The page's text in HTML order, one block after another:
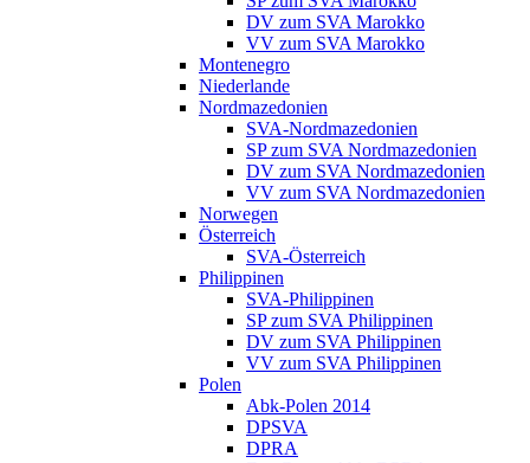
DV zum SVA Marokko
VV zum SVA Marokko
Montenegro
Niederlande
Nordmazedonien
SVA-Nordmazedonien
SP zum SVA Nordmazedonien
DV zum SVA Nordmazedonien
VV zum SVA Nordmazedonien
Norwegen
Österreich
SVA-Österreich
Philippinen
SVA-Philippinen
SP zum SVA Philippinen
DV zum SVA Philippinen
VV zum SVA Philippinen
Polen
Abk-Polen 2014
DPSVA
DPRA